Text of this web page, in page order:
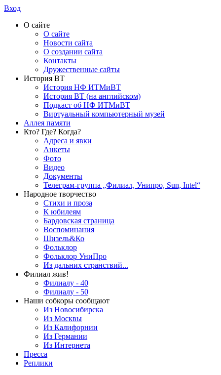
Вход
О сайте
О сайте
Новости сайта
О создании сайта
Контакты
Дружественные сайты
История ВТ
История НФ ИТМиВТ
История ВТ (на английском)
Подкаст об НФ ИТМиВТ
Виртуальный компьютерный музей
Аллея памяти
Кто? Где? Когда?
Адреса и явки
Анкеты
Фото
Видео
Документы
Телеграм-группа „Филиал, Унипро, Sun, Intel“
Народное творчество
Стихи и проза
К юбилеям
Бардовская страница
Воспоминания
Шизель&Ко
Фольклор
Фольклор УниПро
Из дальних странствий...
Филиал жив!
Филиалу - 40
Филиалу - 50
Наши собкоры сообщают
Из Новосибирска
Из Москвы
Из Калифорнии
Из Германии
Из Интернета
Пресса
Реплики